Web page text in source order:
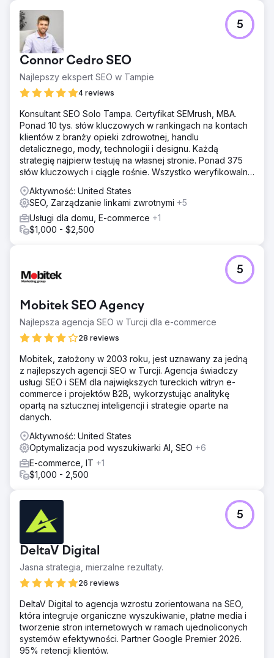
Connor Cedro SEO
Najlepszy ekspert SEO w Tampie
4 reviews
5
Konsultant SEO Solo Tampa. Certyfikat SEMrush, MBA.
Ponad 10 tys. słów kluczowych w rankingach na kontach
klientów z branży opieki zdrowotnej, handlu
detalicznego, mody, technologii i designu. Każdą
strategię najpierw testuję na własnej stronie. Ponad 375
słów kluczowych i ciągle rośnie. Wszystko weryfikowalne
Aktywność: United States
SEO, Zarządzanie linkami zwrotnymi +5
Usługi dla domu, E-commerce +1
$1,000 - $2,500
Mobitek SEO Agency
Najlepsza agencja SEO w Turcji dla e-commerce
28 reviews
5
Mobitek, założony w 2003 roku, jest uznawany za jedną
z najlepszych agencji SEO w Turcji. Agencja świadczy
usługi SEO i SEM dla największych tureckich witryn e-
commerce i projektów B2B, wykorzystując analitykę
opartą na sztucznej inteligencji i strategie oparte na
danych.
Aktywność: United States
Optymalizacja pod wyszukiwarki AI, SEO +6
E-commerce, IT +1
$1,000 - 2,500
DeltaV Digital
Jasna strategia, mierzalne rezultaty.
26 reviews
5
DeltaV Digital to agencja wzrostu zorientowana na SEO,
która integruje organiczne wyszukiwanie, płatne media i
tworzenie stron internetowych w ramach ujednoliconych
systemów efektywności. Partner Google Premier 2026.
95% retencji klientów.